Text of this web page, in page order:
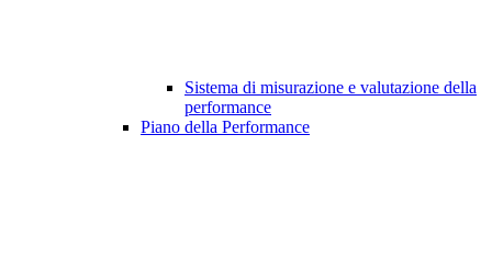
Sistema di misurazione e valutazione della
performance
Piano della Performance